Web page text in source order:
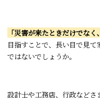
「災害が来たときだけでな
目指すことで、長い目で見
ではないでしょうか。
設計士や工務店、行政など